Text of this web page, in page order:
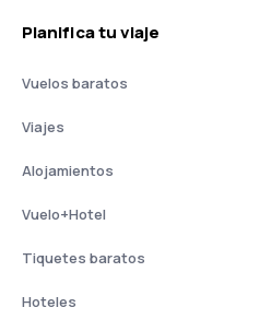
Planifica tu viaje
Vuelos baratos
Viajes
Alojamientos
Vuelo+Hotel
Tiquetes baratos
Hoteles